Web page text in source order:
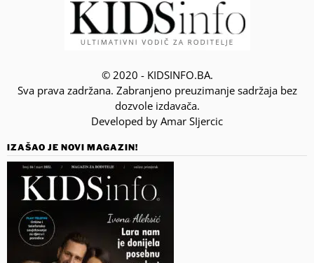
© 2020 - KIDSINFO.BA.
Sva prava zadržana. Zabranjeno preuzimanje sadržaja bez
dozvole izdavača.
Developed by Amar SIjercic
IZAŠAO JE NOVI MAGAZIN!